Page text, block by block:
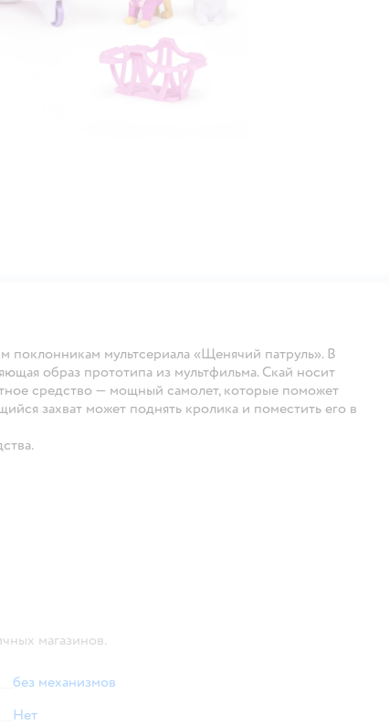
поклонникам мультсериала «Щенячий патруль». В
образ прототипа из мультфильма. Скай носит
средство — мощный самолет, которые поможет
захват может поднять кролика и поместить его в
магазинов.
без механизмов
Нет